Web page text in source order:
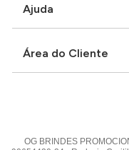
Ajuda
Área do Cliente
OG BRINDES